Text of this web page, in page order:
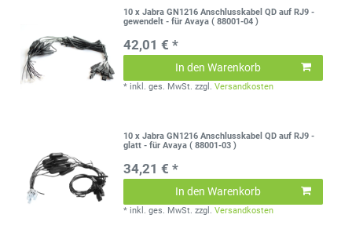
10 x Jabra GN1216 Anschlusskabel QD auf RJ9 -
gewendelt - für Avaya ( 88001-04 )
42,01 € *
In den Warenkorb
* inkl. ges. MwSt. zzgl.Versandkosten
10 x Jabra GN1216 Anschlusskabel QD auf RJ9 -
glatt - für Avaya ( 88001-03 )
34,21 € *
In den Warenkorb
* inkl. ges. MwSt. zzgl.Versandkosten